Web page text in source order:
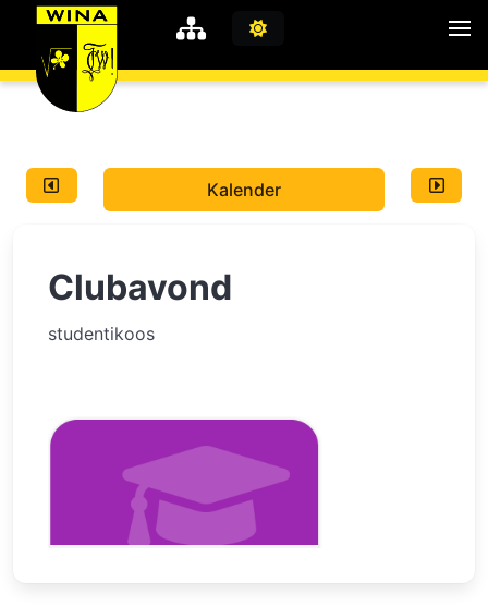
WiNA MyWiNA
Kalender
Clubavond
studentikoos